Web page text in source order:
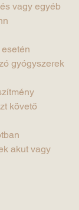
vagy egyéb
gyógyszerek
követő
akut vagy